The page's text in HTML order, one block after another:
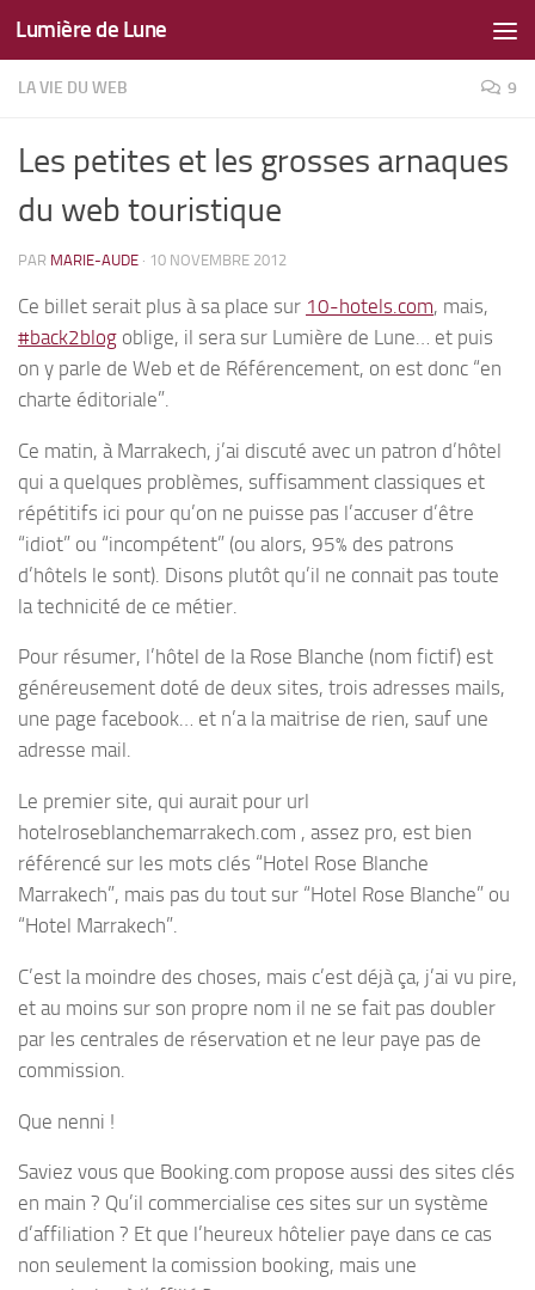
Skip to content
Lumière de Lune
LA VIE DU WEB 9
Les petites et les grosses arnaques
du web touristique
PAR MARIE-AUDE · 10 NOVEMBRE 2012
Ce billet serait plus à sa place sur 10-hotels.com, mais,
#back2blog oblige, il sera sur Lumière de Lune… et puis
on y parle de Web et de Référencement, on est donc “en
charte éditoriale”.
Ce matin, à Marrakech, j’ai discuté avec un patron d’hôtel
qui a quelques problèmes, suffisamment classiques et
répétitifs ici pour qu’on ne puisse pas l’accuser d’être
“idiot” ou “incompétent” (ou alors, 95% des patrons
d’hôtels le sont). Disons plutôt qu’il ne connait pas toute
la technicité de ce métier.
Pour résumer, l’hôtel de la Rose Blanche (nom fictif) est
généreusement doté de deux sites, trois adresses mails,
une page facebook… et n’a la maitrise de rien, sauf une
adresse mail.
Le premier site, qui aurait pour url
hotelroseblanchemarrakech.com , assez pro, est bien
référencé sur les mots clés “Hotel Rose Blanche
Marrakech”, mais pas du tout sur “Hotel Rose Blanche” ou
“Hotel Marrakech”.
C’est la moindre des choses, mais c’est déjà ça, j’ai vu pire,
et au moins sur son propre nom il ne se fait pas doubler
par les centrales de réservation et ne leur paye pas de
commission.
Que nenni !
Saviez vous que Booking.com propose aussi des sites clés
en main ? Qu’il commercialise ces sites sur un système
d’affiliation ? Et que l’heureux hôtelier paye dans ce cas
non seulement la comission booking, mais une